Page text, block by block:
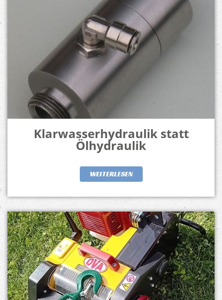
Klarwasserhydraulik statt
Ölhydraulik
WEITERLESEN